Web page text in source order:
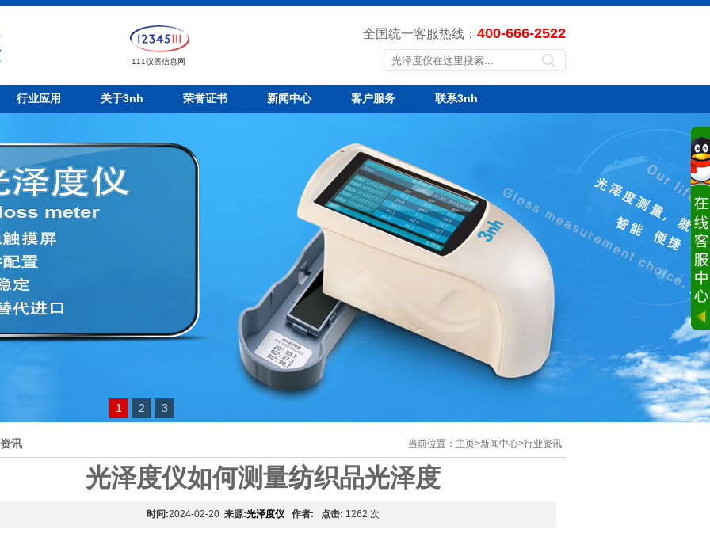
111仪器信息网
全国统一客服热线： 400-666-2522
行业应用 关于3nh 荣誉证书 新闻中心 客户服务 联系3nh
1 2 3
讯 当前位置： 主页>新闻中心>行业资讯
光泽度仪如何测量纺织品光泽度
时间:2024-02-20 来源:光泽度仪 作者: 点击: 1262 次